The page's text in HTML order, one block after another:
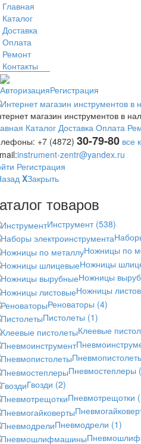
Главная
Каталог
Доставка
Оплата
Ремонт
Контакты
АвторизацияРегистрация
магазин инструментов в
Каталог Доставка Оплата
+7 (4872) 30-79-80 все
instrument-zentr@yandex.ru
Регистрация
XЗакрыть
товаров
Инструмент (538)
Ножницы по
Ножницы
Ножницы
Ножницы
Реноваторы (4)
Пистолеты (1)
Клеевые
Пневмостеплеры
Гвозди (2)
Пневмотрещотки
Пневмодрели (1)